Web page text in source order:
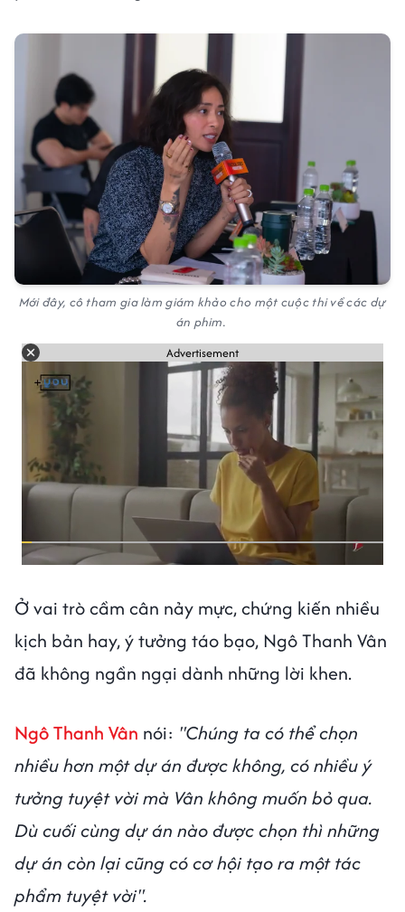
Mới đây, cô tham gia làm giám khảo cho một cuộc thi về các dự
án phim.
Advertisement
Ở vai trò cầm cân nảy mực, chứng kiến nhiều
kịch bản hay, ý tưởng táo bạo, Ngô Thanh Vân
đã không ngần ngại dành những lời khen.
Ngô Thanh Vân nói: "Chúng ta có thể chọn
nhiều hơn một dự án được không, có nhiều ý
tưởng tuyệt vời mà Vân không muốn bỏ qua.
Dù cuối cùng dự án nào được chọn thì những
dự án còn lại cũng có cơ hội tạo ra một tác
phẩm tuyệt vời".